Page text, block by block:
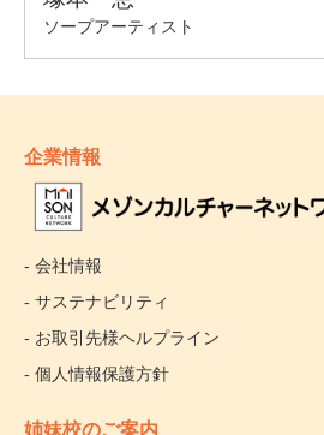
企業情報
- 会社情報
- サステナビリティ
- お取引先様ヘルプライン
- 個人情報保護方針
姉妹校のご案内